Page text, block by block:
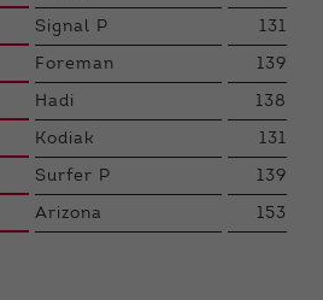
Signal P 131
Foreman 139
Hadi 138
Kodiak 131
Surfer P 139
Arizona 153